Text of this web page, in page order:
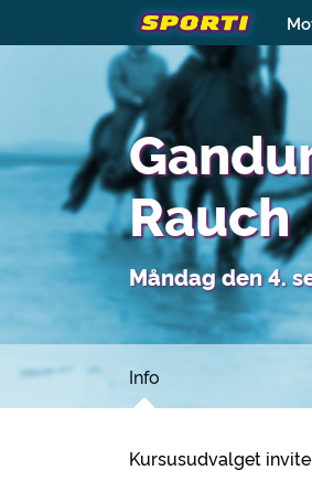
Rauch
Måndag den 4.
Info
Kursusudvalget